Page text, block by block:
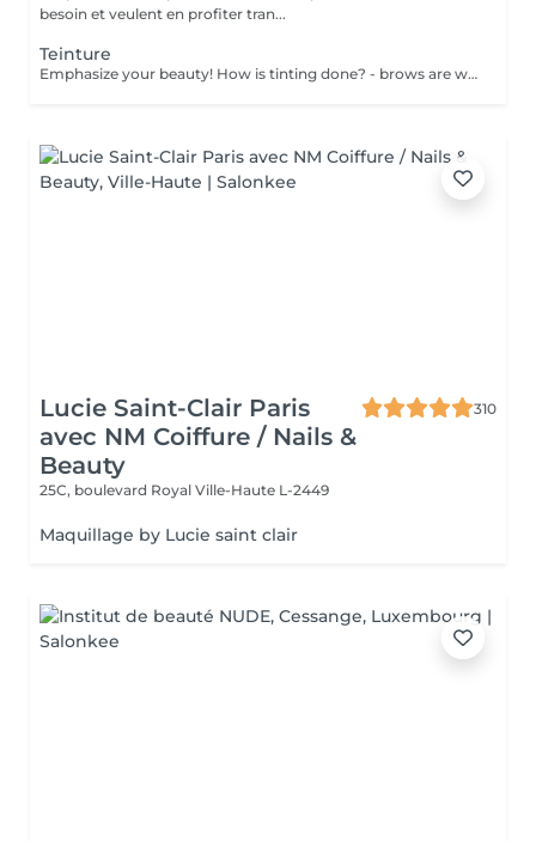
besoin et veulent en profiter tran...
Teinture
Emphasize your beauty! How is tinting done? - brows are washed - tinting is performed - excess paint is removed - brows are styled Age restrictions: recommended age from 14 years. Post procedure recommendations: do not wash brows and do not put on makeup for 12 hours. Frequency: once in 3 weeks.
Lucie Saint-Clair Paris
avec NM Coiffure / Nails &
Beauty
310
25C, boulevard Royal Ville-Haute L-2449
Maquillage by Lucie saint clair